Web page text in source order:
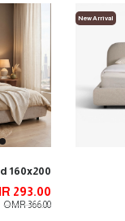
New Arrival
160x200
293.00
OMR 366.00